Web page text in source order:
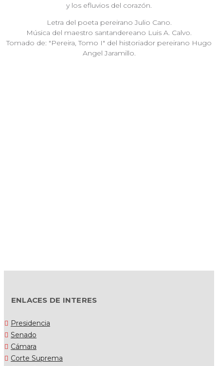
y los efluvios del corazón.
Letra del poeta pereirano Julio Cano.
Música del maestro santandereano Luis A. Calvo.
Tomado de: "Pereira, Tomo I" del historiador pereirano Hugo
Angel Jaramillo.
ENLACES DE INTERES
Presidencia
Senado
Cámara
Corte Suprema